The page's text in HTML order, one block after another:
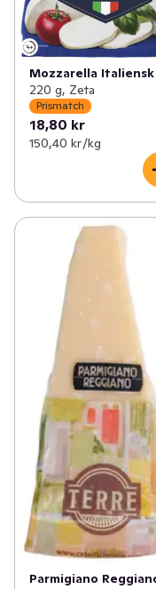
Mozzarella Italiensk
220 g, Zeta
Prismatch
18,80 kr
150,40 kr /kg
Parmigiano